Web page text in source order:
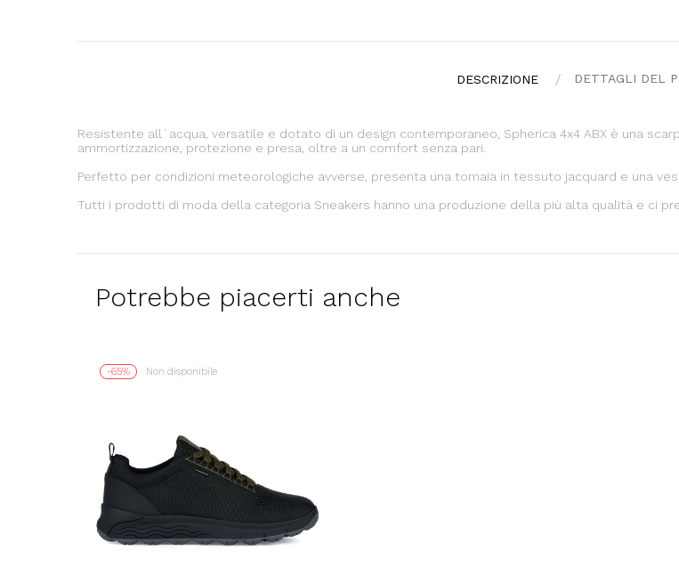
DESCRIZIONE DETTAGLI DEL
Resistente all´acqua, versatile e dotato di un design contemporaneo, Spherica 4x4 ABX è una
ammortizzazione, protezione e presa, oltre a un comfort senza pari.
Perfetto per condizioni meteorologiche avverse, presenta una tomaia in tessuto jacquard e una
Tutti i prodotti di moda della categoria Sneakers hanno una produzione della più alta qualità e ci
Potrebbe piacerti anche
-65% Non disponibile